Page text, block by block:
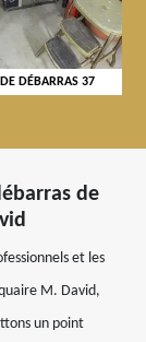
DÉBARRAS 37
de
et les
M. David,
un point